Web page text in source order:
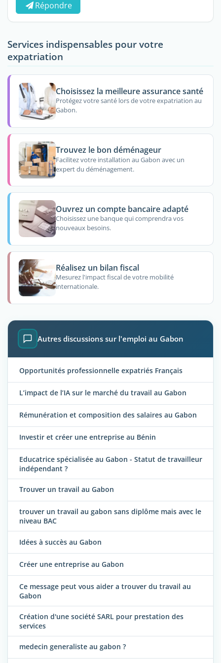
Répondre
Services indispensables pour votre
expatriation
Choisissez la meilleure assurance santé
Protégez votre santé lors de votre expatriation au
Gabon.
Trouvez le bon déménageur
Facilitez votre installation au Gabon avec un
expert du déménagement.
Ouvrez un compte bancaire adapté
Choisissez une banque qui comprendra vos
nouveaux besoins.
Réalisez un bilan fiscal
Mesurez l'impact fiscal de votre mobilité
internationale.
Autres discussions sur l'emploi au Gabon
Opportunités professionnelle expatriés Français
L’impact de l’IA sur le marché du travail au Gabon
Rémunération et composition des salaires au Gabon
Investir et créer une entreprise au Bénin
Educatrice spécialisée au Gabon - Statut de travailleur
indépendant ?
Trouver un travail au Gabon
trouver un travail au gabon sans diplôme mais avec le
niveau BAC
Idées à succès au Gabon
Créer une entreprise au Gabon
Ce message peut vous aider a trouver du travail au
Gabon
Création d'une société SARL pour prestation des
services
medecin generaliste au gabon ?